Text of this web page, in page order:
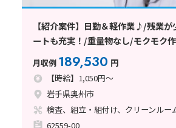
【紹介案件】日勤＆軽作業♪/残業が
ートも充実！/重量物なし/モクモク
月収例 189,530 円
【時給】1,050円～
岩手県奥州市
検査、組立・組付け、クリーンルー
62559-00